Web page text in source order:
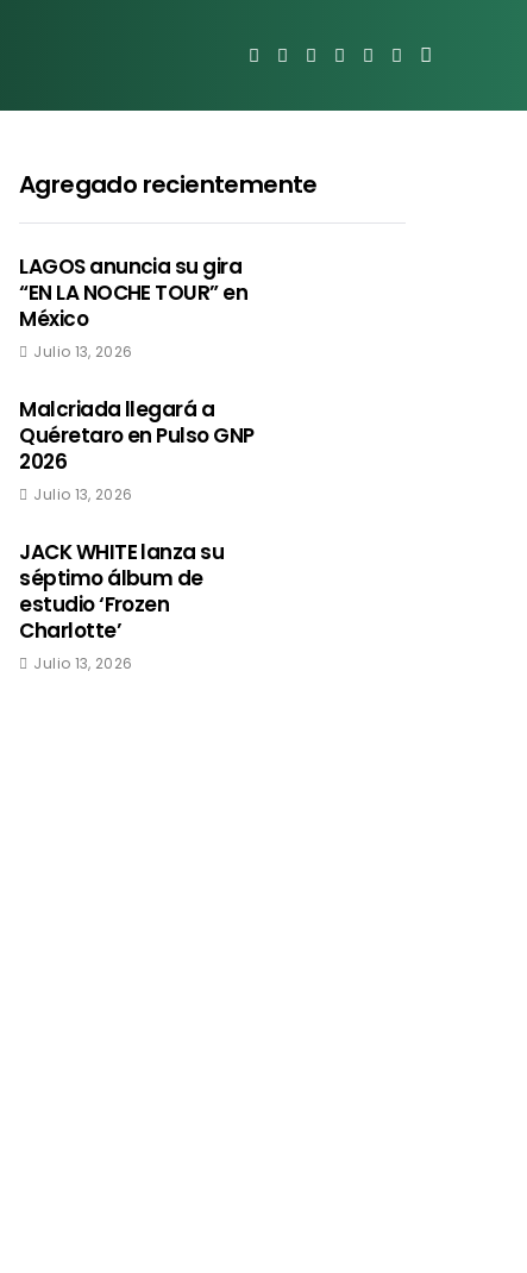
Agregado recientemente
LAGOS anuncia su gira
“EN LA NOCHE TOUR” en
México
Julio 13, 2026
Malcriada llegará a
Quéretaro en Pulso GNP
2026
Julio 13, 2026
JACK WHITE lanza su
séptimo álbum de
estudio ‘Frozen
Charlotte’
Julio 13, 2026